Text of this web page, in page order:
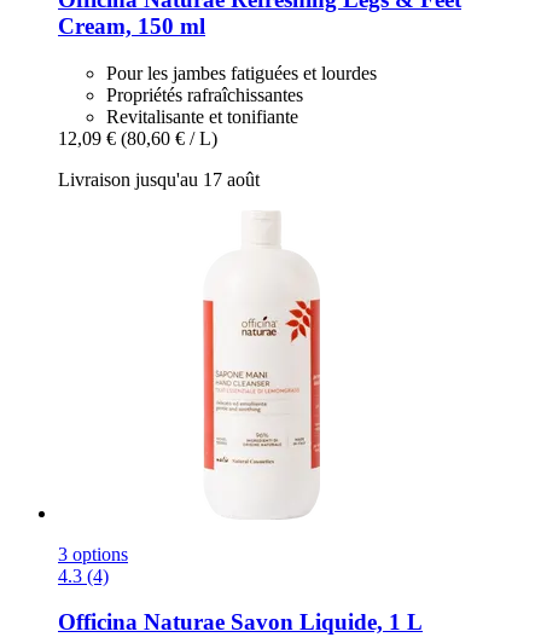
Cream, 150 ml
Pour les jambes fatiguées et lourdes
Propriétés rafraîchissantes
Revitalisante et tonifiante
12,09 € (80,60 € / L)
Livraison jusqu'au 17 août
3 options
4.3 (4)
Officina Naturae Savon Liquide, 1 L